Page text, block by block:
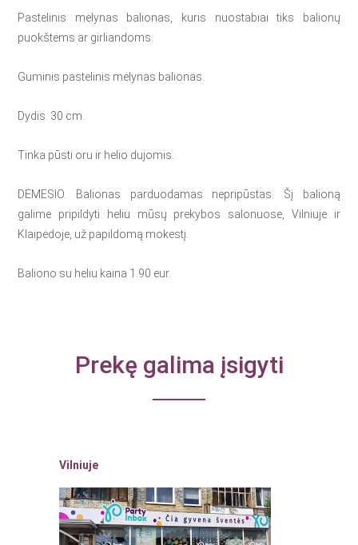
Pastelinis mėlynas balionas, kuris nuostabiai tiks balionų
puokštėms ar girliandoms.
Guminis pastelinis mėlynas balionas.
Dydis: 30 cm.
Tinka pūsti oru ir helio dujomis.
DĖMESIO. Balionas parduodamas nepripūstas. Šį balioną
galime pripildyti heliu mūsų prekybos salonuose, Vilniuje ir
Klaipėdoje, už papildomą mokestį.
Baliono su heliu kaina 1.90 eur.
Prekę galima įsigyti
Vilniuje